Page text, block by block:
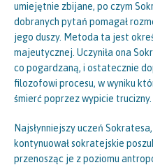
umiejętnie zbijane, po czym
dobranych pytań pomagał
jego duszy. Metoda ta jest
majeutycznej. Uczyniła ona
co pogardzaną, i ostatecznie
filozofowi procesu, w wyniku
śmierć poprzez wypicie trucizny.
Najsłynniejszy uczeń
kontynuował sokratejskie
przenosząc je z poziomu